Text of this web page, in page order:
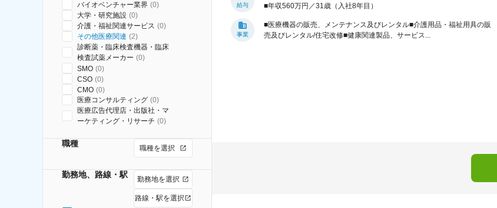
バイオベンチャー業界 (0)
大学・研究施設 (0)
介護・福祉関連サービス (0)
その他医療関連 (2)
診断薬・臨床検査機器・臨床
検査試薬メーカー (0)
SMO (0)
CSO (0)
CMO (0)
医療コンサルティング (0)
医療広告代理店・出版社・マ
ーケティング・リサーチ (0)
職種 職種を選択
勤務地、路線・駅 勤務地を選択
路線・駅を選択
給与
■年収560万円／31歳（入社8年目）
事業
■医療機器の販売、メンテナンス及びレンタル■介護用品・福祉用具の販
売及びレンタル/住宅改修■健康関連製品、サービス...